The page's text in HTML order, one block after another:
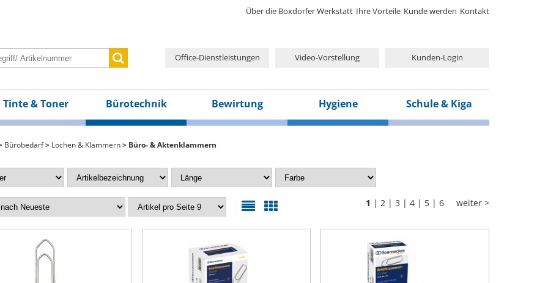
Über die Boxdorfer Werkstatt Ihre Vorteile Kunde werden Kontakt
Kunden-Login
Video-Vorstellung
Office-Dienstleistungen
Tinte & Toner Bürotechnik Bewirtung Hygiene Schule & Kiga
Bürobedarf> Lochen & Klammern> Büro- & Aktenklammern
1 | 2 | 3 | 4 | 5 | 6 weiter >